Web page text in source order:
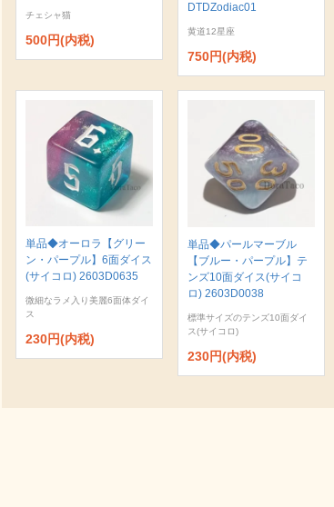
チェシャ猫
500円(内税)
DTDZodiac01
黄道12星座
750円(内税)
単品◆オーロラ【グリー
ン・パープル】6面ダイス
(サイコロ) 2603D0635
微細なラメ入り美麗6面体ダイ
ス
230円(内税)
単品◆パールマーブル
【ブルー・パープル】テ
ンズ10面ダイス(サイコ
ロ) 2603D0038
標準サイズのテンズ10面ダイ
ス(サイコロ)
230円(内税)